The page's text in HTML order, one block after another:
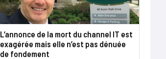
L’annonce de la mort du channel IT est
exagérée mais elle n’est pas dénuée
de fondement